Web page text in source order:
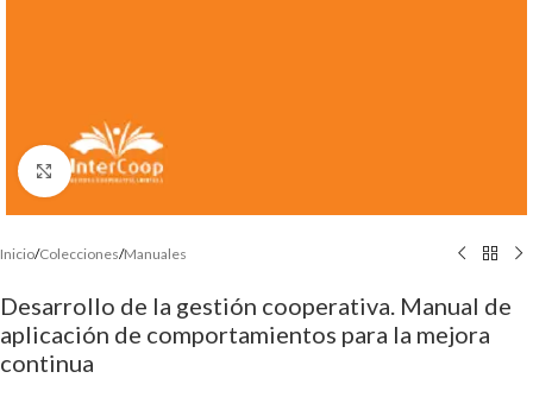
Click to enlarge
Inicio/Colecciones/Manuales
Desarrollo de la gestión cooperativa. Manual de
aplicación de comportamientos para la mejora
continua